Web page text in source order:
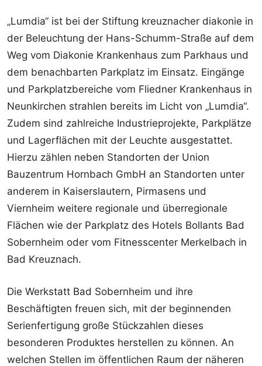
„Lumdia“ ist bei der Stiftung kreuznacher diakonie in
der Beleuchtung der Hans-Schumm-Straße auf dem
Weg vom Diakonie Krankenhaus zum Parkhaus und
dem benachbarten Parkplatz im Einsatz. Eingänge
und Parkplatzbereiche vom Fliedner Krankenhaus in
Neunkirchen strahlen bereits im Licht von „Lumdia“.
Zudem sind zahlreiche Industrieprojekte, Parkplätze
und Lagerflächen mit der Leuchte ausgestattet.
Hierzu zählen neben Standorten der Union
Bauzentrum Hornbach GmbH an Standorten unter
anderem in Kaiserslautern, Pirmasens und
Viernheim weitere regionale und überregionale
Flächen wie der Parkplatz des Hotels Bollants Bad
Sobernheim oder vom Fitnesscenter Merkelbach in
Bad Kreuznach.
Die Werkstatt Bad Sobernheim und ihre
Beschäftigten freuen sich, mit der beginnenden
Serienfertigung große Stückzahlen dieses
besonderen Produktes herstellen zu können. An
welchen Stellen im öffentlichen Raum der näheren